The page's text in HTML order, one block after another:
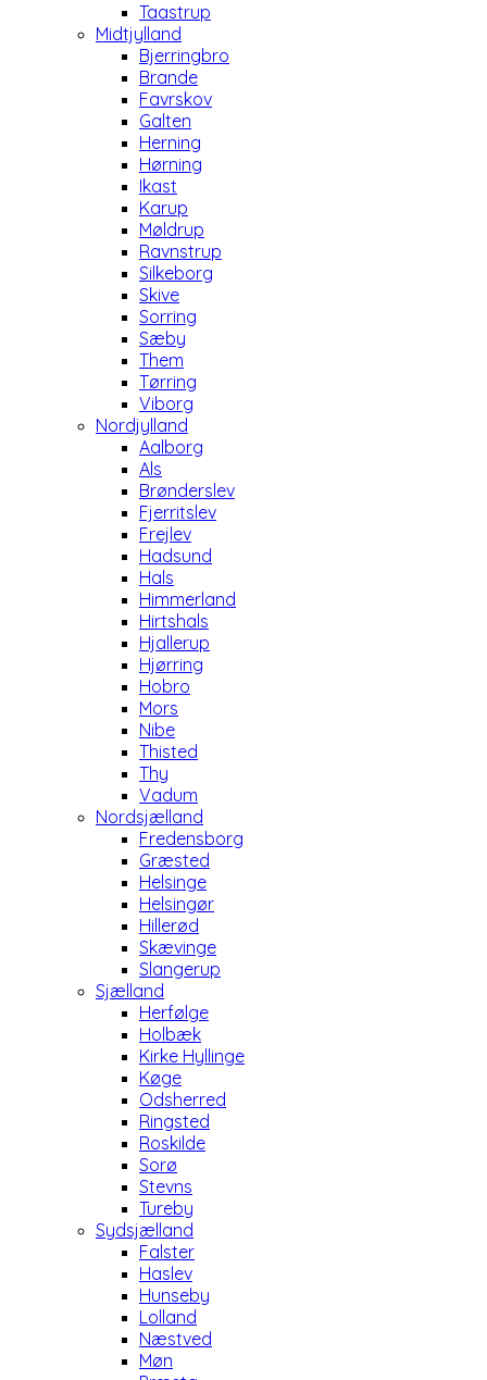
Taastrup
Midtjylland
Bjerringbro
Brande
Favrskov
Galten
Herning
Hørning
Ikast
Karup
Møldrup
Ravnstrup
Silkeborg
Skive
Sorring
Sæby
Them
Tørring
Viborg
Nordjylland
Aalborg
Als
Brønderslev
Fjerritslev
Frejlev
Hadsund
Hals
Himmerland
Hirtshals
Hjallerup
Hjørring
Hobro
Mors
Nibe
Thisted
Thy
Vadum
Nordsjælland
Fredensborg
Græsted
Helsinge
Helsingør
Hillerød
Skævinge
Slangerup
Sjælland
Herfølge
Holbæk
Kirke Hyllinge
Køge
Odsherred
Ringsted
Roskilde
Sorø
Stevns
Tureby
Sydsjælland
Falster
Haslev
Hunseby
Lolland
Næstved
Møn